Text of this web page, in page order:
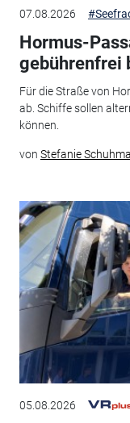
07.08.2026
Hormus-
gebührenfrei
Für die Straße von
ab. Schiffe sollen
können.
von Stefanie
05.08.2026